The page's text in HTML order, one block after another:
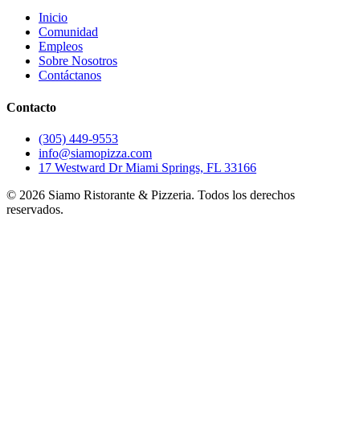
Inicio
Comunidad
Empleos
Sobre Nosotros
Contáctanos
Contacto
(305) 449-9553
info@siamopizza.com
17 Westward Dr Miami Springs, FL 33166
© 2026 Siamo Ristorante & Pizzeria. Todos los derechos
reservados.